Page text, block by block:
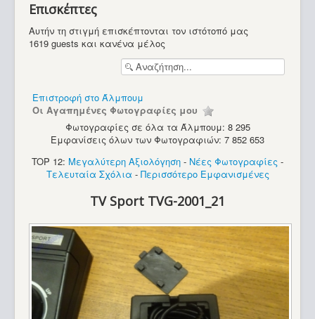
Υπολογιστές
Επισκέπτες
Αυτήν τη στιγμή επισκέπτονται τον ιστότοπό μας
1619 guests και κανένα μέλος
Επιστροφή στο Άλμπουμ
Οι Αγαπημένες Φωτογραφίες μου
Φωτογραφίες σε όλα τα Άλμπουμ: 8 295
Εμφανίσεις όλων των Φωτογραφιών: 7 852 653
TOP 12: Μεγαλύτερη Αξιολόγηση - Νέες Φωτογραφίες -
Τελευταία Σχόλια - Περισσότερο Εμφανισμένες
TV Sport TVG-2001_21